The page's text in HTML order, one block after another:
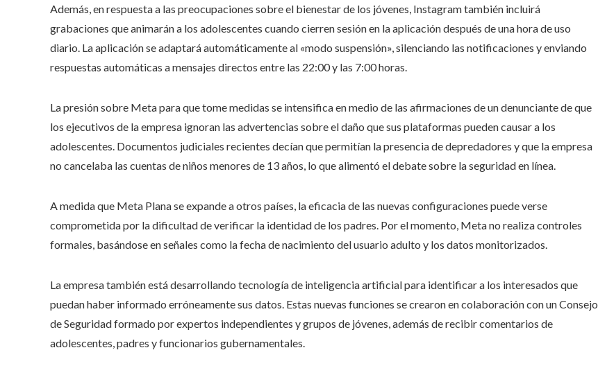
Además, en respuesta a las preocupaciones sobre el bienestar de los jóvenes, Instagram también incluirá
grabaciones que animarán a los adolescentes cuando cierren sesión en la aplicación después de una hora de uso
diario. La aplicación se adaptará automáticamente al «modo suspensión», silenciando las notificaciones y enviando
respuestas automáticas a mensajes directos entre las 22:00 y las 7:00 horas.
La presión sobre Meta para que tome medidas se intensifica en medio de las afirmaciones de un denunciante de que
los ejecutivos de la empresa ignoran las advertencias sobre el daño que sus plataformas pueden causar a los
adolescentes. Documentos judiciales recientes decían que permitían la presencia de depredadores y que la empresa
no cancelaba las cuentas de niños menores de 13 años, lo que alimentó el debate sobre la seguridad en línea.
A medida que Meta Plana se expande a otros países, la eficacia de las nuevas configuraciones puede verse
comprometida por la dificultad de verificar la identidad de los padres. Por el momento, Meta no realiza controles
formales, basándose en señales como la fecha de nacimiento del usuario adulto y los datos monitorizados.
La empresa también está desarrollando tecnología de inteligencia artificial para identificar a los interesados ​​que
puedan haber informado erróneamente sus datos. Estas nuevas funciones se crearon en colaboración con un Consejo
de Seguridad formado por expertos independientes y grupos de jóvenes, además de recibir comentarios de
adolescentes, padres y funcionarios gubernamentales.